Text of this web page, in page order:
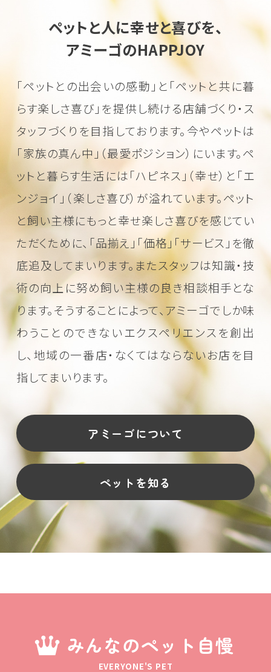
ペットと人に幸せと喜びを、
アミーゴのHAPPJOY
「ペットとの出会いの感動」と「ペットと共に暮
らす楽しさ喜び」を提供し続ける店舗づくり・ス
タッフづくりを目指しております。 今やペットは
「家族の真ん中」（最愛ポジション）にいます。ペ
ットと暮らす生活には「ハピネス」（幸せ）と「エ
ンジョイ」（楽しさ喜び）が溢れています。ペット
と飼い主様にもっと幸せ楽しさ喜びを感じてい
ただくために、 「品揃え」「価格」「サービス」を徹
底追及してまいります。またスタッフは知識・技
術の向上に努め飼い主様の良き相談相手とな
ります。そうすることによって、アミーゴでしか味
わうことのできない エクスペリエンスを創出
し、地域の一番店・なくてはならないお店を目
指してまいります。
アミーゴについて
ペットを知る
みんなのペット自慢
EVERYONE'S PET